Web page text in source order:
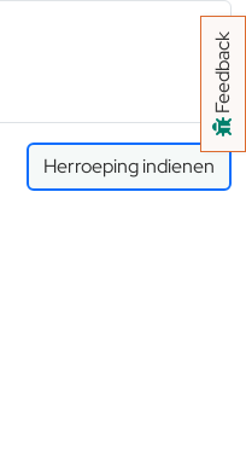
Feedback